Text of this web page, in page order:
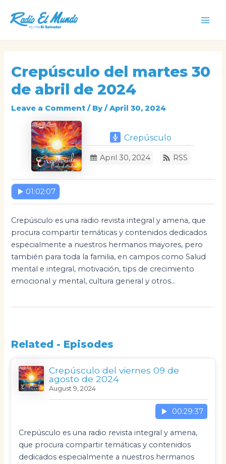
content
Crepúsculo del martes 30
de abril de 2024
Leave a Comment / By/April 30, 2024
Crepúsculo
April 30, 2024 RSS
01:02:07
Crepúsculo es una radio revista integral y amena, que
procura compartir temáticas y contenidos dedicados
especialmente a nuestros hermanos mayores, pero
también para toda la familia, en campos como Salud
mental e integral, motivación, tips de crecimiento
emocional y mental, cultura general y otros...
Related - Episodes
Crepúsculo del viernes 09 de
agosto de 2024
August 9, 2024
00:29:37
Crepúsculo es una radio revista integral y amena,
que procura compartir temáticas y contenidos
dedicados especialmente a nuestros hermanos